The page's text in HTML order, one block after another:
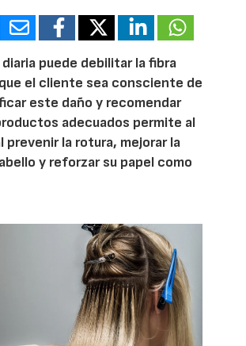
puede debilitar la fibra
el cliente sea consciente de
este daño y recomendar
adecuados permite al
prevenir la rotura, mejorar la
y reforzar su papel como